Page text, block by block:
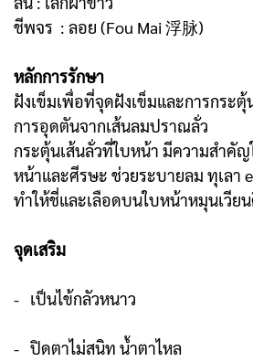
ชีพจร : ลอย (Fou Mai 浮脉)
หลักการรักษา
ฝังเข็มเพื่อที่จุดฝังเข็มและการกระ
การอุดตันจากเส้นลมปราณลั่ว
กระตุ้นเส้นลั่วที่ใบหน้า มีความสำคัญ
หน้าและศีรษะ ช่วยระบายลม ทุเลา
ทำให้ชี่และเลือดบนใบหน้าหมุนเวีย
จุดเสริม
- เป็นไข้กลัวหนาว
- ปิดตาไม่สนิท น้ำตาไหล